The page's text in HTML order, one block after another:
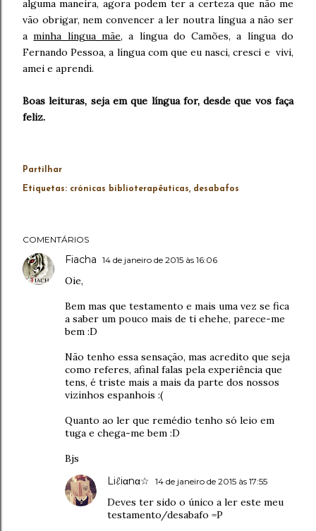
alguma maneira, agora podem ter a certeza que não me
vão obrigar, nem convencer a ler noutra língua a não ser
aminha língua mãe, a língua do Camões, a língua do
Fernando Pessoa, a língua com que eu nasci, cresci e vivi,
amei e aprendi.
Boas leituras, seja em que língua for, desde que vos faça
feliz.
Partilhar
Etiquetas: crónicas biblioterapêuticas desabafos
COMENTÁRIOS
Fiacha 14 de janeiro de 2015 às 16:06
Oie,
Bem mas que testamento e mais uma vez se fica
a saber um pouco mais de ti ehehe, parece-me
bem :D
Não tenho essa sensação, mas acredito que seja
como referes, afinal falas pela experiência que
tens, é triste mais a mais da parte dos nossos
vizinhos espanhois :(
Quanto ao ler que remédio tenho só leio em
tuga e chega-me bem :D
Bjs
Liℓiαnα☆ 14 de janeiro de 2015 às 17:55
Deves ter sido o único a ler este meu
testamento/desabafo =P